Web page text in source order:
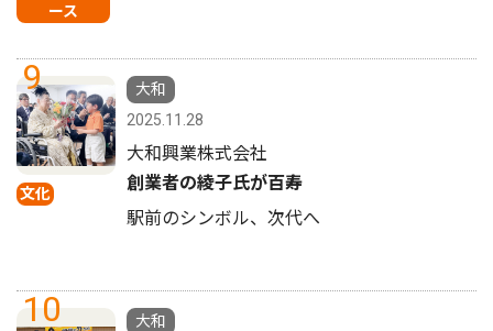
ース
9
文化
大和
2025.11.28
大和興業株式会社
創業者の綾子氏が百寿
駅前のシンボル、次代へ
10
大和